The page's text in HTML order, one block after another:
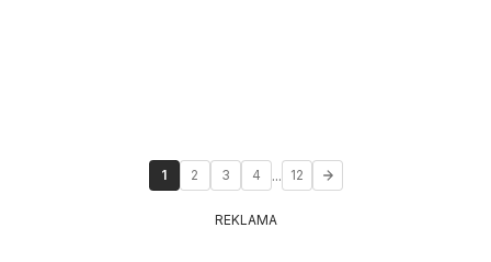
1 2 3 4 ... 12
REKLAMA